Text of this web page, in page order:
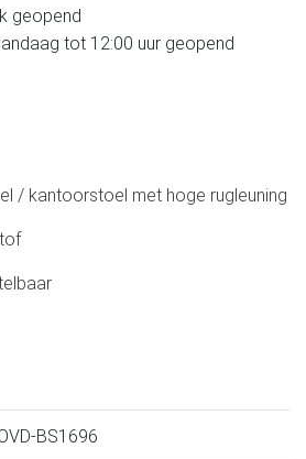
geopend
tot 12:00 uur geopend
/ kantoorstoel met hoge rugleuning
BS1696